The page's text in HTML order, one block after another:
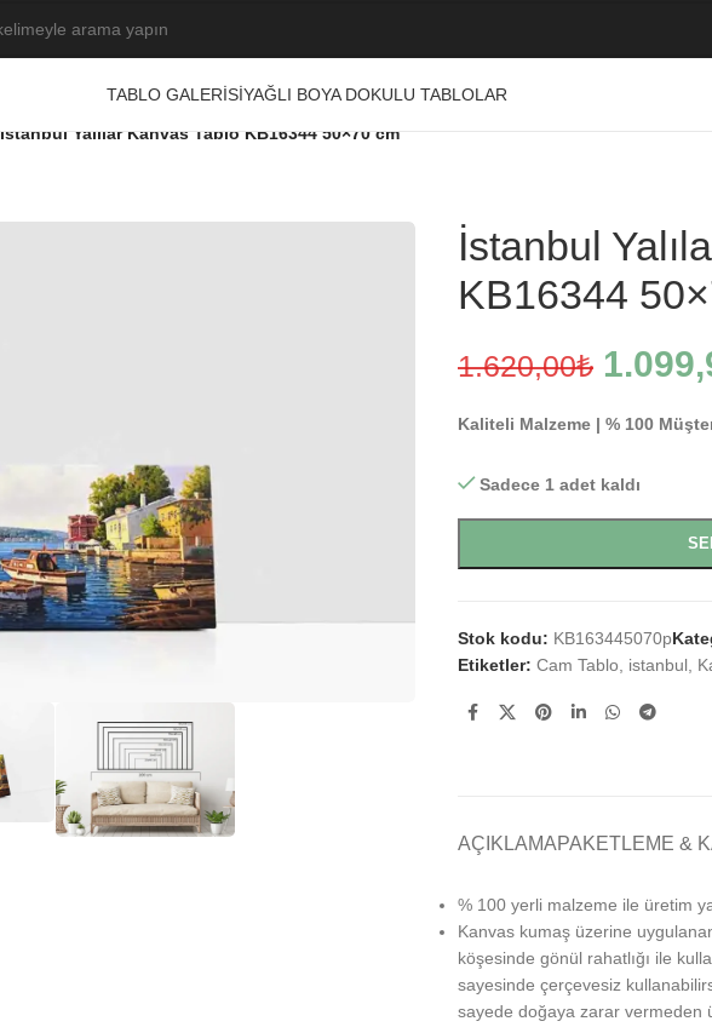
TABLO GALERISIYAĞLI BOYA DOKULU TABLOLAR
İstanbul Yalılar Kanvas Tablo KB16344 50×70 cm
İstanbul
KB16344
1.620,00₺
Kaliteli Malzeme | % 100
Sadece 1 adet kaldı
Stok kodu: KB163445070p
Etiketler: Cam Tablo istanbul
AÇIKLAMAPAKETLEME &
% 100 yerli malzeme ile üretim
Kanvas kumaş üzerine
köşesinde gönül rahatlığı ile
sayesinde çerçevesiz
sayede doğaya zarar vermeden